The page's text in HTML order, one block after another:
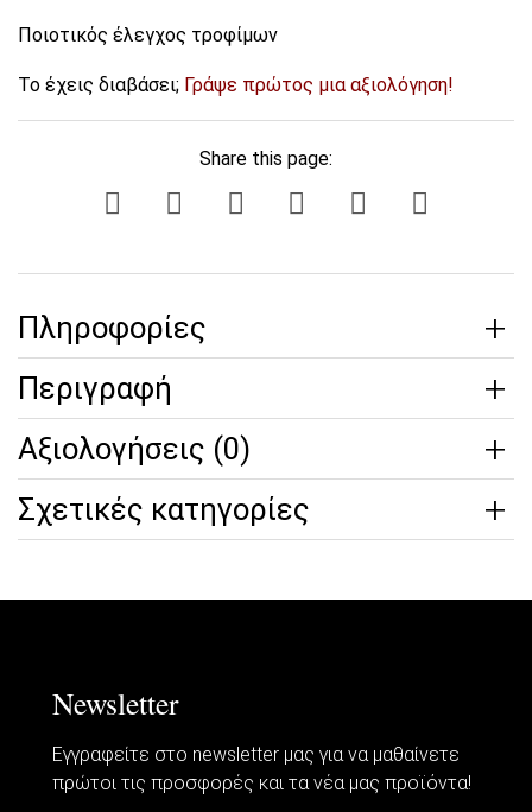
Ποιοτικός έλεγχος τροφίμων
Το έχεις διαβάσει; Γράψε πρώτος μια αξιολόγηση!
Share this page:
Πληροφορίες
Περιγραφή
Αξιολογήσεις (0)
Σχετικές κατηγορίες
Newsletter
Εγγραφείτε στο newsletter μας για να μαθαίνετε
πρώτοι τις προσφορές και τα νέα μας προϊόντα!